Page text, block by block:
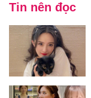
Tin nên đọc